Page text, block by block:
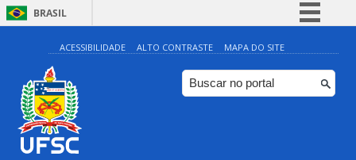
BRASIL
Simplifique!
Comunica BR
Participe
ACESSIBILIDADE ALTO CONTRASTE MAPA DO SITE